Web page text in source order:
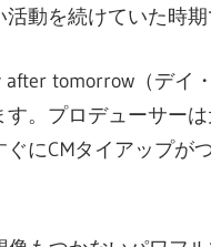
動を続けていた時期
tomorrow（デイ
。プロデューサー
にCMタイアップが